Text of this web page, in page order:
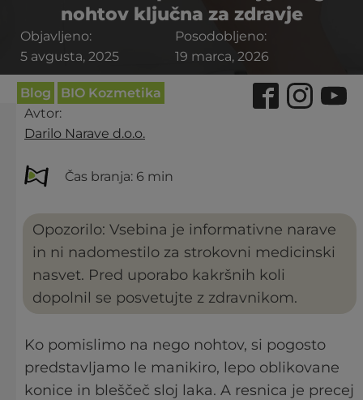
nohtov ključna za zdravje
Objavljeno:
5 avgusta, 2025
Posodobljeno:
19 marca, 2026
Blog
BIO Kozmetika
Avtor:
Darilo Narave d.o.o.
Čas branja: 6 min
Opozorilo: Vsebina je informativne narave
in ni nadomestilo za strokovni medicinski
nasvet. Pred uporabo kakršnih koli
dopolnil se posvetujte z zdravnikom.
Ko pomislimo na nego nohtov, si pogosto
predstavljamo le manikiro, lepo oblikovane
konice in bleščeč sloj laka. A resnica je precej